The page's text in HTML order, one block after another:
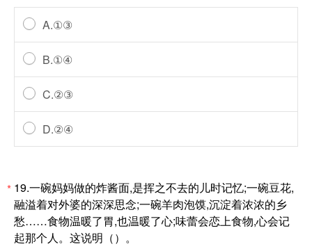
A.①③
B.①④
C.②③
D.②④
* 19.一碗妈妈做的炸酱面,是挥之不去的儿时记忆;一碗豆花,
融溢着对外婆的深深思念;一碗羊肉泡馍,沉淀着浓浓的乡
愁……食物温暖了胃,也温暖了心;味蕾会恋上食物,心会记
起那个人。这说明（）。